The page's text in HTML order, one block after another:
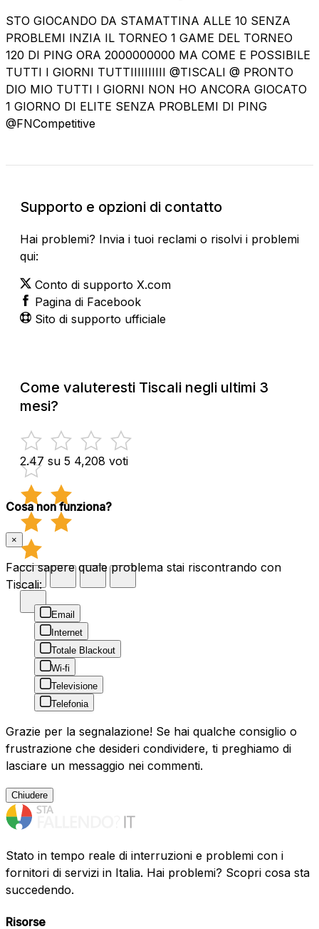
STO GIOCANDO DA STAMATTINA ALLE 10 SENZA
PROBLEMI INZIA IL TORNEO 1 GAME DEL TORNEO
120 DI PING ORA 2000000000 MA COME E POSSIBILE
TUTTI I GIORNI TUTTIIIIIIIIII @TISCALI @ PRONTO
DIO MIO TUTTI I GIORNI NON HO ANCORA GIOCATO
1 GIORNO DI ELITE SENZA PROBLEMI DI PING
@FNCompetitive
Supporto e opzioni di contatto
Hai problemi? Invia i tuoi reclami o risolvi i problemi
qui:
Conto di supporto X.com
Pagina di Facebook
Sito di supporto ufficiale
Come valuteresti Tiscali negli ultimi 3
mesi?
2.47 su 5 4,208 voti
Cosa non funziona?
×
Facci sapere quale problema stai riscontrando con
Tiscali:
Email
Internet
Totale Blackout
Wi-fi
Televisione
Telefonia
Grazie per la segnalazione! Se hai qualche consiglio o
frustrazione che desideri condividere, ti preghiamo di
lasciare un messaggio nei commenti.
Chiudere
Stato in tempo reale di interruzioni e problemi con i
fornitori di servizi in Italia. Hai problemi? Scopri cosa sta
succedendo.
Risorse